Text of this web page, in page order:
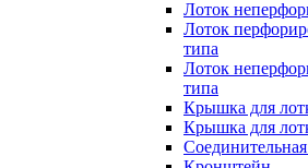
Лоток
Лоток
типа
Лоток
типа
Крышка для
Крышка для